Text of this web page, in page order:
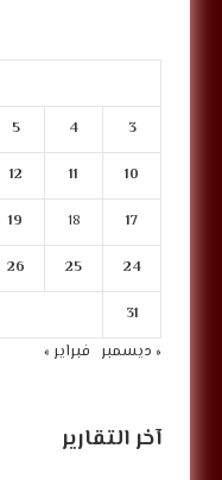
3
4
5
10
11
12
17
18
19
24
25
26
31
« ديسمبر فبراير »
آخر التقارير